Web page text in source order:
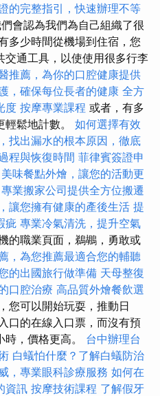
的完整指引，快速辦理不等
會認為我們為自己組織了很
多少時間從機場到住宿，您
交通工具，以使使用很多行李
推薦，為你的口腔健康提供
，確保每位長者的健康 全方
度 按摩專業課程 或者，有多
鬆地計數。 如何選擇有效
找出漏水的根本原因，徹底
程與恢復時間 菲律賓簽證申
美味餐點外燴，讓您的活動更
業搬家公司提供全方位搬遷
讓您擁有健康的產後生活 提
疵 專業冷氣清洗，提升空氣
的職業頁面，鵜鶘，勇敢或
，為您推薦最適合您的輔聽
的出國旅行做準備 天母整復
口腔治療 高品質外燴餐飲選
您可以開始玩耍，推動日
口的在線入口票，而沒有預
，價格更高。 台中辦理台
白蟻怕什麼？了解白蟻防治
，專業眼科診療服務 如何在
資訊 按摩技術課程 了解假牙